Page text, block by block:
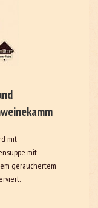
mit
mit
geräuchertem